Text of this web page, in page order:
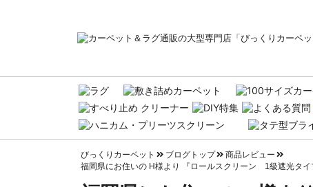
びっくりカーペット ブログトップ
商品レビュー
福岡県にお住いの H様より 『ロールスクリーン 1級遮光タイ